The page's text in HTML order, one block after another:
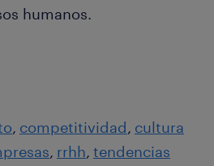
humanos.
competitividad cultura
rrhh tendencias